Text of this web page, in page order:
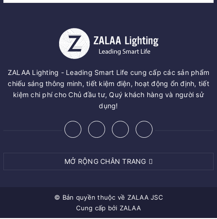
ZALAA Lighting - Leading Smart Life cung cấp các sản phẩm
chiếu sáng thông minh, tiết kiệm điện, hoạt động ổn định, tiết
kiệm chi phí cho Chủ đầu tư, Quý khách hàng và người sử
dụng!
MỞ RỘNG CHÂN TRANG
© Bản quyền thuộc về ZALAA JSC
Cung cấp bởi ZALAA